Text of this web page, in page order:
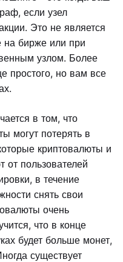
если узел
Это не является
на бирже или при
узлом. Более
простого, но вам все
в том, что
могут потерять в
криптовалюты и
от пользователей
в течение
снять свои
очень
что в конце
будет больше монет,
существует